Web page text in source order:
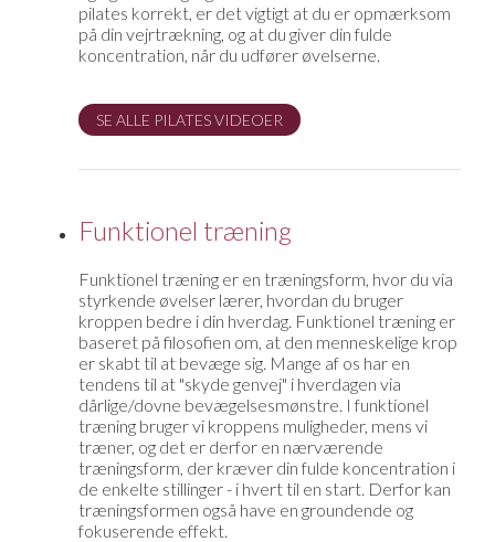
pilates korrekt, er det vigtigt at du er opmærksom
på din vejrtrækning, og at du giver din fulde
koncentration, når du udfører øvelserne.
SE ALLE PILATES VIDEOER
Funktionel træning
Funktionel træning er en træningsform, hvor du via
styrkende øvelser lærer, hvordan du bruger
kroppen bedre i din hverdag. Funktionel træning er
baseret på filosofien om, at den menneskelige krop
er skabt til at bevæge sig. Mange af os har en
tendens til at "skyde genvej" i hverdagen via
dårlige/dovne bevægelsesmønstre. I funktionel
træning bruger vi kroppens muligheder, mens vi
træner, og det er derfor en nærværende
træningsform, der kræver din fulde koncentration i
de enkelte stillinger - i hvert til en start. Derfor kan
træningsformen også have en groundende og
fokuserende effekt.